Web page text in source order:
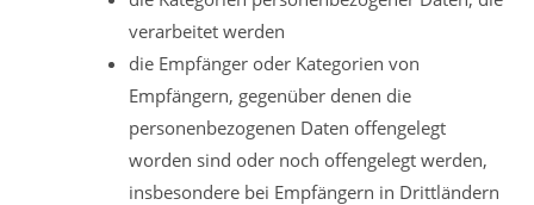
verarbeitet werden
die Empfänger oder Kategorien von
Empfängern, gegenüber denen die
personenbezogenen Daten offengelegt
worden sind oder noch offengelegt werden,
insbesondere bei Empfängern in Drittländern